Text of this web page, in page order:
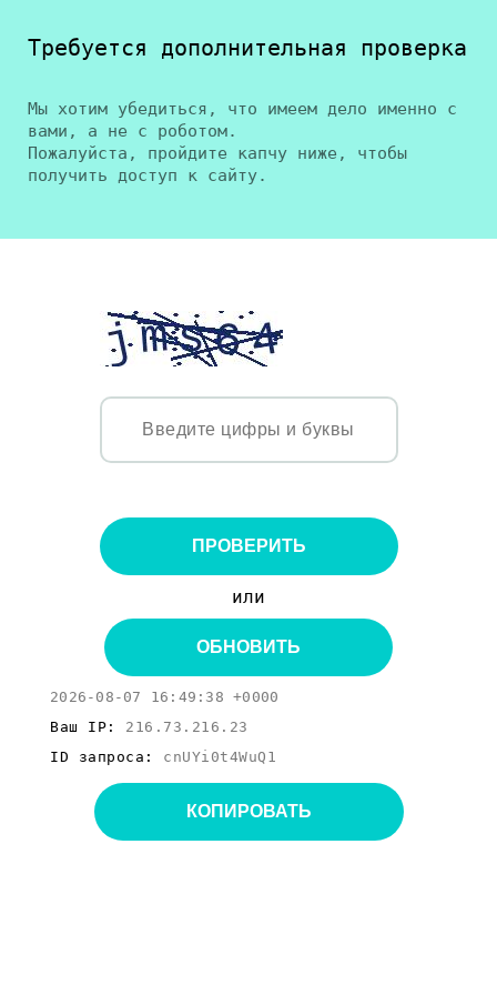
Требуется дополнительная проверка
Мы хотим убедиться, что имеем дело именно с
вами, а не с роботом.
Пожалуйста, пройдите капчу ниже, чтобы
получить доступ к сайту.
ПРОВЕРИТЬ
или
ОБНОВИТЬ
2026-08-07 16:49:38 +0000
Ваш IP: 216.73.216.23
ID запроса: cnUYi0t4WuQ1
КОПИРОВАТЬ